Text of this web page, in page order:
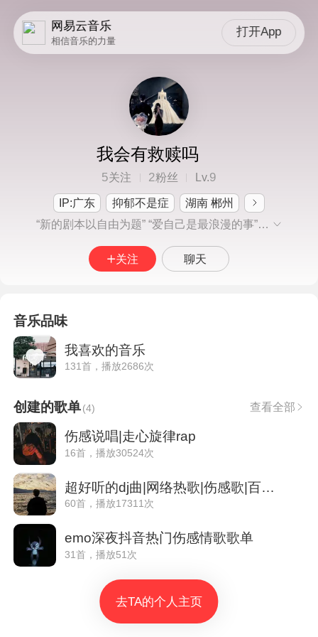
网易云音乐
相信音乐的力量
打开App
我会有救赎吗
5关注 2粉丝 Lv.9
IP:广东 抑郁不是症
湖南 郴州
“新的剧本以自由为题” “爱自己是最浪漫的事” “恭喜你发现我了 ” “好好生活，积攒温柔~
关注 聊天
音乐品味
我喜欢的音乐
131首，播放2686次
创建的歌单(4) 查看全部
伤感说唱|走心旋律rap
16首，播放30524次
超好听的dj曲|网络热歌|伤感歌|百听不厌
60首，播放17311次
emo深夜抖音热门伤感情歌歌单
31首，播放51次
去TA的个人主页